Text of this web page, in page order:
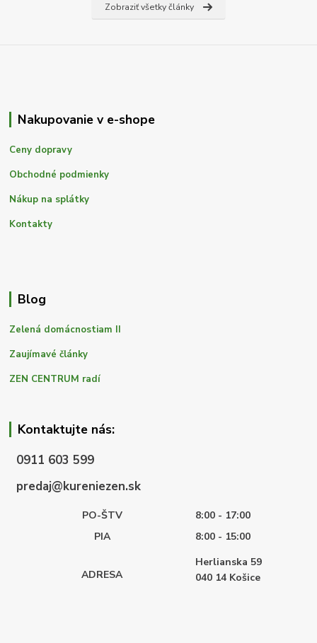
Zobraziť všetky články
Nakupovanie v e-shope
Ceny dopravy
Obchodné podmienky
Nákup na splátky
Kontakty
Blog
Zelená domácnostiam II
Zaujímavé články
ZEN CENTRUM radí
Kontaktujte nás:
0911 603 599
predaj@kureniezen.sk
PO-ŠTV
8:00 - 17:00
PIA
8:00 - 15:00
ADRESA
Herlianska 59
040 14 Košice